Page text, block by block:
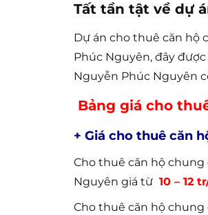
Tất tần tật về dự
Dự án cho thuê căn hộ
Phúc Nguyên, đây
Nguyễn Phúc Nguyên
Bảng giá cho
+ Giá cho thuê căn
Cho thuê căn hộ
Nguyên giá từ 10 – 12
Cho thuê căn hộ